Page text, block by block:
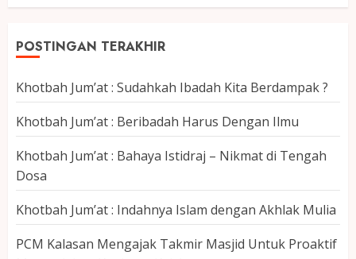
POSTINGAN TERAKHIR
Khotbah Jum’at : Sudahkah Ibadah Kita Berdampak ?
Khotbah Jum’at : Beribadah Harus Dengan Ilmu
Khotbah Jum’at : Bahaya Istidraj – Nikmat di Tengah
Dosa
Khotbah Jum’at : Indahnya Islam dengan Akhlak Mulia
PCM Kalasan Mengajak Takmir Masjid Untuk Proaktif